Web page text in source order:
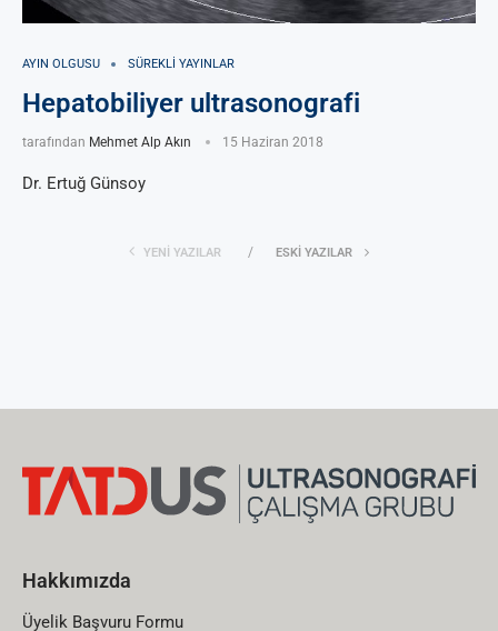
AYIN OLGUSU SÜREKLI YAYINLAR
Hepatobiliyer ultrasonografi
tarafından Mehmet Alp Akın 15 Haziran 2018
Dr. Ertuğ Günsoy
YENI YAZILAR ESKI YAZILAR
Hakkımızda
Üyelik Başvuru Formu